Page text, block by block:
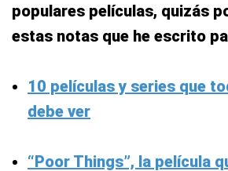
populares películas, quizás
estas notas que he escrito
10 películas y series que
debe ver
“Poor Things”, la película